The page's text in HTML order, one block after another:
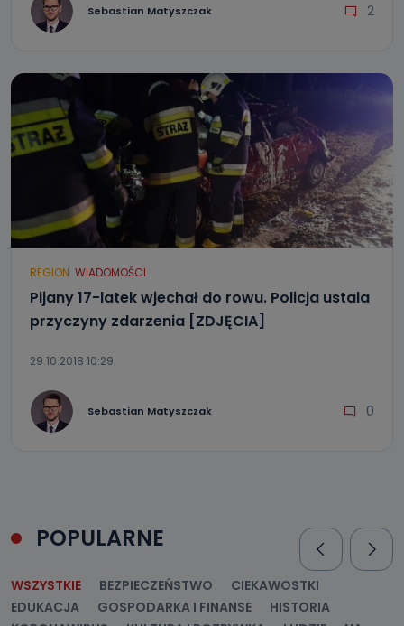
Sebastian Matyszczak 2
REGION WIADOMOŚCI
Pijany 17-latek wjechał do rowu. Policja ustala
przyczyny zdarzenia [ZDJĘCIA]
29.10.2018 10:29
Sebastian Matyszczak 0
POPULARNE
WSZYSTKIE BEZPIECZEŃSTWO
CIEKAWOSTKI
EDUKACJA
GOSPODARKA I FINANSE
HISTORIA